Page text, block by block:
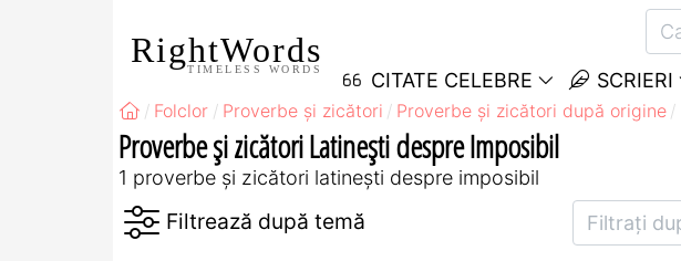
RightWords
TIMELESS WORDS CITATE CELEBRE SCRIERI
Folclor Proverbe și zicători Proverbe și zicători după origine
Proverbe și zicători Latineşti despre Imposibil
1 proverbe și zicători latineşti despre imposibil